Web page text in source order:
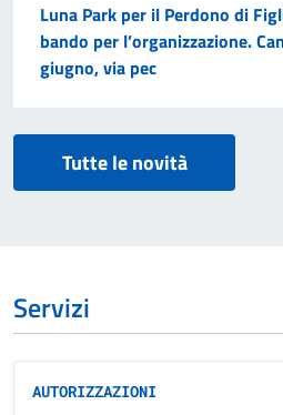
Luna Park per il Perdono di
bando per l’organizzazione.
giugno, via pec
Tutte le novità
Servizi
AUTORIZZAZIONI